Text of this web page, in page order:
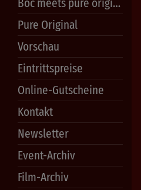
Pure Original
Vorschau
Eintrittspreise
Online-Gutscheine
Kontakt
Newsletter
Event-Archiv
Film-Archiv